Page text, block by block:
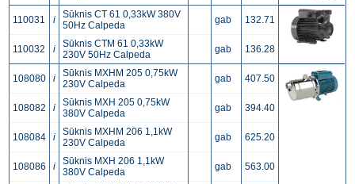
110031 i
Sūknis CT 61 0,33kW 380V
50Hz Calpeda
gab 132.71
110032 i
Sūknis CTM 61 0,33kW
230V 50Hz Calpeda
gab 136.28
108080 i
Sūknis MXHM 205 0,75kW
230V Calpeda
gab 407.50
108082 i
Sūknis MXH 205 0,75kW
380V Calpeda
gab 394.40
108084 i
Sūknis MXHM 206 1,1kW
230V Calpeda
gab 625.20
108086 i
Sūknis MXH 206 1,1kW
380V Calpeda
gab 563.00